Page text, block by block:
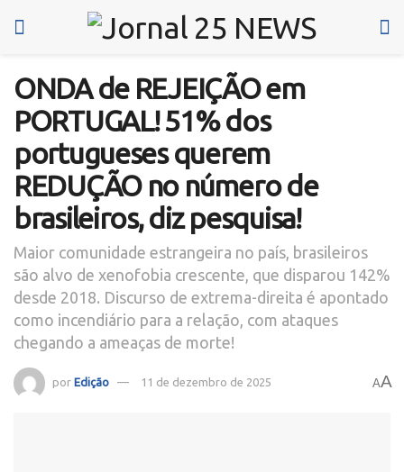
ONDA de REJEIÇÃO em
PORTUGAL! 51% dos
portugueses querem
REDUÇÃO no número de
brasileiros, diz pesquisa!
Maior comunidade estrangeira no país, brasileiros
são alvo de xenofobia crescente, que disparou 142%
desde 2018. Discurso de extrema-direita é apontado
como incendiário para a relação, com ataques
chegando a ameaças de morte!
por Edição 11 de dezembro de 2025 AA